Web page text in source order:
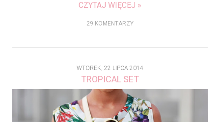
CZYTAJ WIĘCEJ »
29 KOMENTARZY
WTOREK, 22 LIPCA 2014
TROPICAL SET